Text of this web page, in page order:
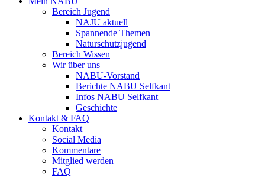
Bereich Jugend
NAJU aktuell
Spannende Themen
Naturschutzjugend
Bereich Wissen
Wir über uns
NABU-Vorstand
Berichte NABU Selfkant
Infos NABU Selfkant
Geschichte
Kontakt & FAQ
Kontakt
Social Media
Kommentare
Mitglied werden
FAQ